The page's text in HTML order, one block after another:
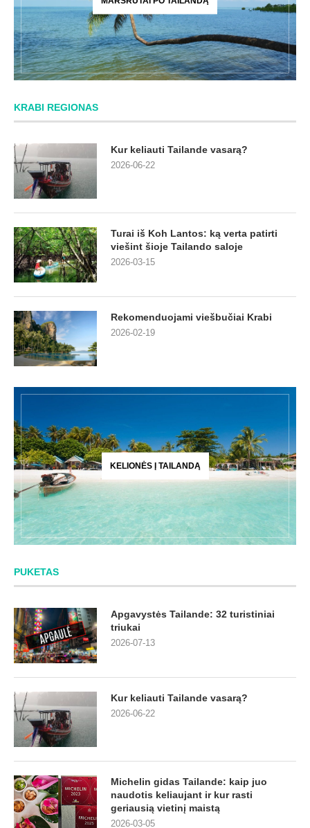
KRABI REGIONAS
Kur keliauti Tailande vasarą?
2026-06-22
Turai iš Koh Lantos: ką verta patirti
viešint šioje Tailando saloje
2026-03-15
Rekomenduojami viešbučiai Krabi
2026-02-19
KELIONĖS Į TAILANDĄ
PUKETAS
Apgavystės Tailande: 32 turistiniai
triukai
2026-07-13
Kur keliauti Tailande vasarą?
2026-06-22
Michelin gidas Tailande: kaip juo
naudotis keliaujant ir kur rasti
geriausią vietinį maistą
2026-03-05